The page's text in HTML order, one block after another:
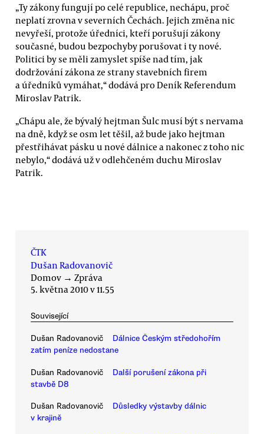
„Ty zákony fungují po celé republice, nechápu, proč
neplatí zrovna v severních Čechách. Jejich změna nic
nevyřeší, protože úředníci, kteří porušují zákony
současné, budou bezpochyby porušovat i ty nové.
Politici by se měli zamyslet spíše nad tím, jak
dodržování zákona ze strany stavebních firem
a úředníků vymáhat,“ dodává pro Deník Referendum
Miroslav Patrik.
„Chápu ale, že bývalý hejtman Šulc musí být s nervama
na dně, když se osm let těšil, až bude jako hejtman
přestřihávat pásku u nové dálnice a nakonec z toho nic
nebylo,“ dodává už v odlehčeném duchu Miroslav
Patrik.
ČTK
Dušan Radovanovič
Domov → Zpráva
5. května 2010 v 11.55
Související
Dušan Radovanovič
Dálnice Českým středohořím
zatím peníze nedostane
Dušan Radovanovič
Další porušení zákona při
stavbě D8
Dušan Radovanovič
Důsledky výstavby dálnic
v krajině